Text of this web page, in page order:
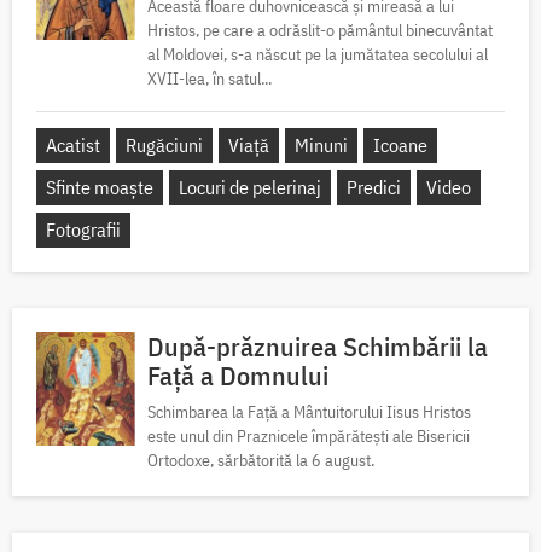
Această floare duhovnicească și mireasă a lui
Hristos, pe care a odrăslit-o pământul binecuvântat
al Moldovei, s-a născut pe la jumătatea secolului al
XVII-lea, în satul...
Acatist Rugăciuni Viață Minuni
Icoane
Sfinte moaște
Locuri de pelerinaj Predici
Video
Fotografii
După-prăznuirea Schimbării la
Față a Domnului
Schimbarea la Față a Mântuitorului Iisus Hristos
este unul din Praznicele împărătești ale Bisericii
Ortodoxe, sărbătorită la 6 august.